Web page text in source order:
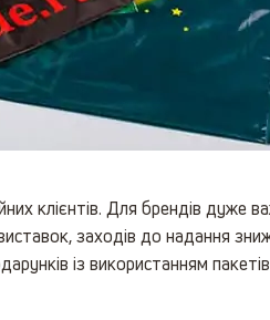
клієнтів. Для брендів дуже
заходів до надання
із використанням